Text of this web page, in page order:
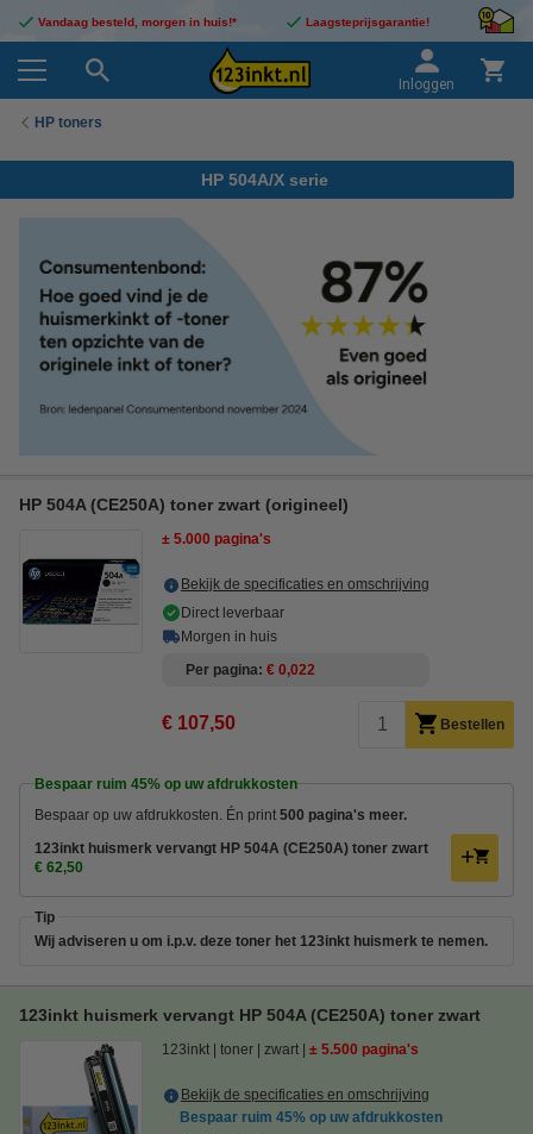
Vandaag besteld, morgen in huis!* Laagsteprijsgarantie!
Inloggen
HP toners
HP 504A/X serie
HP 504A (CE250A) toner zwart (origineel)
± 5.000 pagina's
Bekijk de specificaties en omschrijving
Direct leverbaar
Morgen in huis
Per pagina € 0,022
€ 107,50 Bestellen
Bespaar ruim 45% op uw afdrukkosten
Bespaar op uw afdrukkosten. Én print 500 pagina's meer.
123inkt huismerk vervangt HP 504A (CE250A) toner zwart
€ 62,50
Tip
Wij adviseren u om i.p.v. deze toner het 123inkt huismerk te nemen.
123inkt huismerk vervangt HP 504A (CE250A) toner zwart
123inkt toner zwart ± 5.500 pagina's
Bekijk de specificaties en omschrijving
Bespaar ruim 45% op uw afdrukkosten